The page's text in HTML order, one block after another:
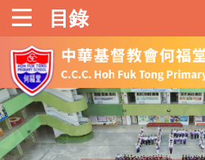
目錄